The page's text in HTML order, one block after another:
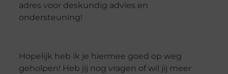
adres voor deskundig advies en
ondersteuning!
Hopelijk heb ik je hiermee goed op weg
geholpen! Heb jij nog vragen of wil jij meer